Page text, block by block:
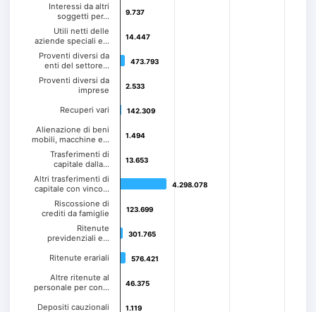
9.737
9.737
14.447
14.447
473.793
473.793
2.533
2.533
142.309
142.309
1.494
1.494
13.653
13.653
4.298.078
4.298.078
123.699
123.699
301.765
301.765
576.421
576.421
46.375
46.375
1.119
1.119
Interessi da altri
soggetti per…
Utili netti delle
aziende speciali e…
Proventi diversi da
enti del settore…
Proventi diversi da
imprese
Recuperi vari
Alienazione di beni
mobili, macchine e…
Trasferimenti di
capitale dalla…
Altri trasferimenti di
capitale con vinco…
Riscossione di
crediti da famiglie
Ritenute
previdenziali e…
Ritenute erariali
Altre ritenute al
personale per con…
Depositi cauzionali